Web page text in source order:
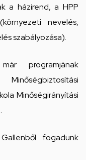
a házirend, a HPP
nevelés,
szabályozása).
programjának
Minőségirányítási
fogadunk